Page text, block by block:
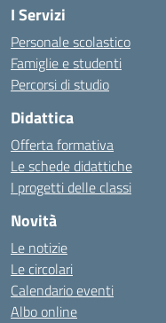
I Servizi
Personale scolastico
Famiglie e studenti
Percorsi di studio
Didattica
Offerta formativa
Le schede didattiche
I progetti delle classi
Novità
Le notizie
Le circolari
Calendario eventi
Albo online